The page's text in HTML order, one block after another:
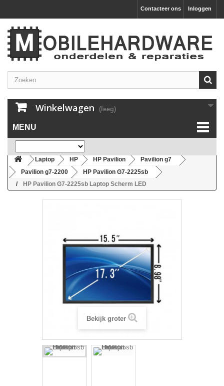
Inloggen
Contacteer ons
Winkelwagen (leeg)
MENU
Laptop HP HP Pavilion
Pavilion g7
Pavilion g7-2200
HP Pavilion G7-2225sb
HP Pavilion G7-2225sb Laptop Scherm LED
Bekijk groter